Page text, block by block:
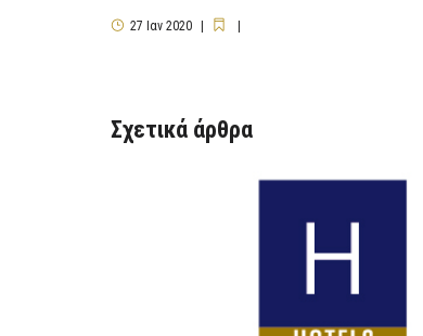
27 Ιαν 2020
Σχετικά άρθρα